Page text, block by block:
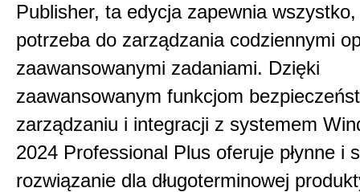
Publisher, ta edycja zapewnia
potrzeba do zarządzania codziennymi
zaawansowanymi zadaniami. Dzięki
zaawansowanym funkcjom
zarządzaniu i integracji z systemem
2024 Professional Plus oferuje płynne i
rozwiązanie dla długoterminowej